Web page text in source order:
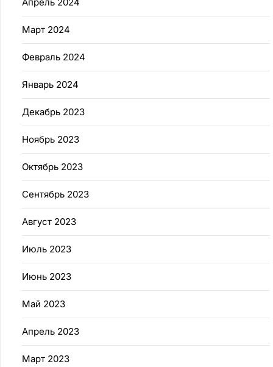
Март 2024
Февраль 2024
Январь 2024
Декабрь 2023
Ноябрь 2023
Октябрь 2023
Сентябрь 2023
Август 2023
Июль 2023
Июнь 2023
Май 2023
Апрель 2023
Март 2023